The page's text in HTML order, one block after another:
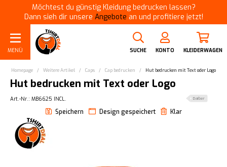
Möchtest du günstig Kleidung bedrucken lassen?
Dann sieh dir unsere Angebote an und profitiere jetzt!
MENÜ SUCHE KONTO KLEIDERWAGEN
Homepage / Weitere Artikel / Caps / Cap bedrucken / Hut bedrucken mit Text oder Logo
Hut bedrucken mit Text oder Logo
Daiber
Art.-Nr.: MB6625 INCL.
Speichern Design gespeichert Klar